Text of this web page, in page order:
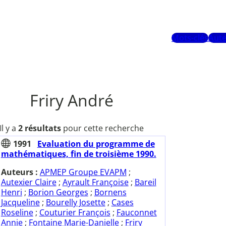
Mots-clés
Friry André
Il y a 2 résultats pour cette recherche
1991
Evaluation du programme de
mathématiques, fin de troisième 1990.
Auteurs : APMEP Groupe EVAPM ;
Autexier Claire; Ayrault Françoise; Bareil
Henri ; Borion Georges ; Bornens
Jacqueline; Bourelly Josette; Cases
Roseline; Couturier François ; Fauconnet
Annie; Fontaine Marie-Danielle; Friry